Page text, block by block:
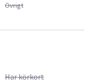
Övrigt
Har körkort